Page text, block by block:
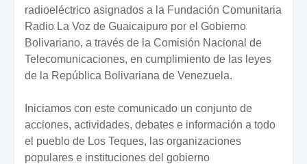
radioeléctrico asignados a la Fundación Comunitaria
Radio La Voz de Guaicaipuro por el Gobierno
Bolivariano, a través de la Comisión Nacional de
Telecomunicaciones, en cumplimiento de las leyes
de la República Bolivariana de Venezuela.
Iniciamos con este comunicado un conjunto de
acciones, actividades, debates e información a todo
el pueblo de Los Teques, las organizaciones
populares e instituciones del gobierno